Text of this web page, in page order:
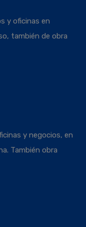
y oficinas en
también de obra
y negocios, en
También obra